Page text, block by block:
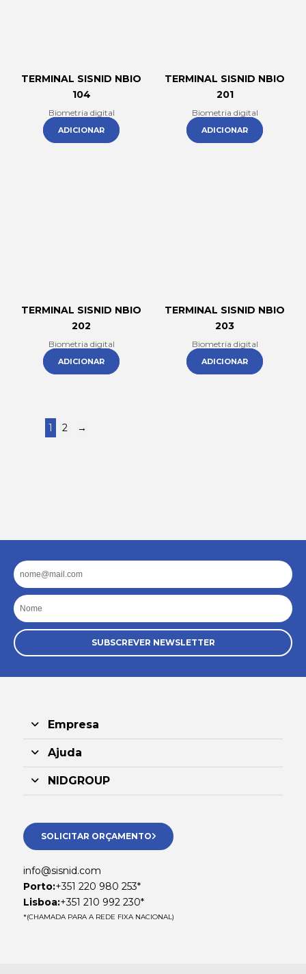
TERMINAL SISNID NBIO
104
Biometria digital
ADICIONAR
TERMINAL SISNID NBIO
201
Biometria digital
ADICIONAR
TERMINAL SISNID NBIO
202
Biometria digital
ADICIONAR
TERMINAL SISNID NBIO
203
Biometria digital
ADICIONAR
1 2 →
Email
Nome
SUBSCREVER NEWSLETTER
Empresa
Ajuda
NIDGROUP
SOLICITAR ORÇAMENTO
info@sisnid.com
Porto:+351 220 980 253*
Lisboa:+351 210 992 230*
*(CHAMADA PARA A REDE FIXA NACIONAL)